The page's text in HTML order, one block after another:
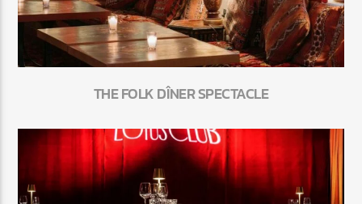
THE FOLK DÎNER SPECTACLE